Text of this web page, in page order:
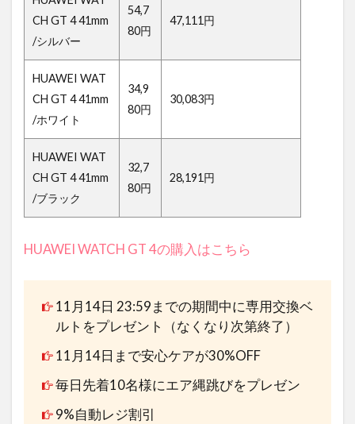
CH GT 4 41mm
/シルバー
54,7
80円
47,111円
HUAWEI WAT
CH GT 4 41mm
/ホワイト
34,9
80円
30,083円
HUAWEI WAT
CH GT 4 41mm
/ブラック
32,7
80円
28,191円
HUAWEI WATCH GT 4の購入はこちら
11月14日 23:59までの期間中に専用交換ベ
ルトをプレゼント（なくなり次第終了）
11月14日まで安心ケアが30%OFF
毎日先着10名様にエア縄跳びをプレゼン
9%自動レジ割引